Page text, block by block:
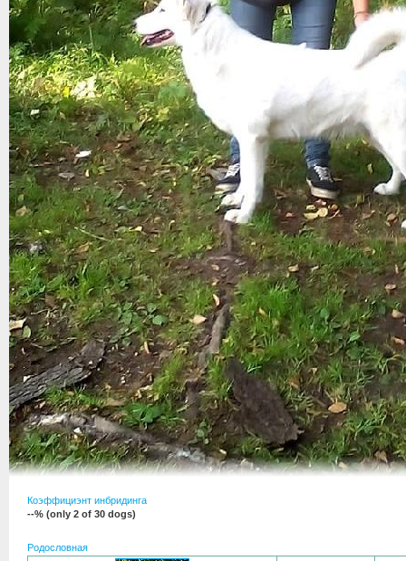
Коэффициэнт инбридинга
--% (only 2 of 30 dogs)
Родословная